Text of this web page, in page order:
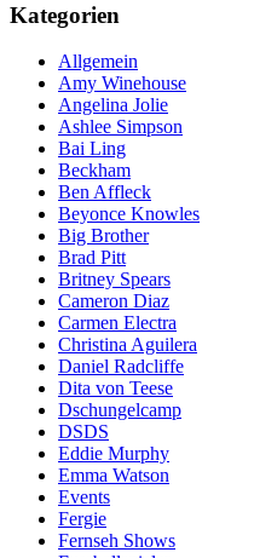
Kategorien
Allgemein
Amy Winehouse
Angelina Jolie
Ashlee Simpson
Bai Ling
Beckham
Ben Affleck
Beyonce Knowles
Big Brother
Brad Pitt
Britney Spears
Cameron Diaz
Carmen Electra
Christina Aguilera
Daniel Radcliffe
Dita von Teese
Dschungelcamp
DSDS
Eddie Murphy
Emma Watson
Events
Fergie
Fernseh Shows